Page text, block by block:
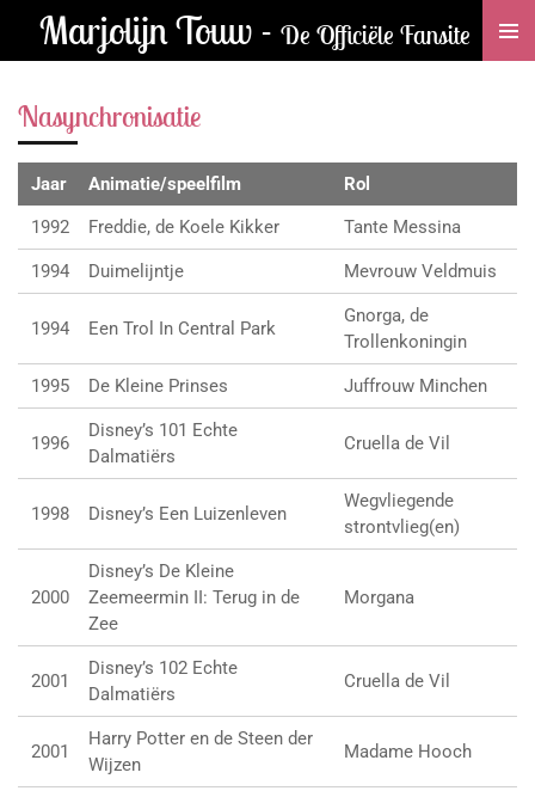
de
hoofdinhoud
Marjolijn Touw - De Officiële Fansite
Nasynchronisatie
Jaar Animatie/speelfilm
Rol
1992
Freddie, de Koele Kikker Tante Messina
1994 Duimelijntje Mevrouw Veldmuis
1994 Een Trol In Central Park
Gnorga, de
Trollenkoningin
1995 De Kleine Prinses Juffrouw Minchen
1996
Disney’s 101 Echte
Dalmatiërs
Cruella de Vil
1998 Disney’s Een Luizenleven
Wegvliegende
strontvlieg(en)
2000
Disney’s De Kleine
Zeemeermin II: Terug in de
Zee
Morgana
2001
Disney’s 102 Echte
Dalmatiërs
Cruella de Vil
2001
Harry Potter en de Steen der
Wijzen
Madame Hooch